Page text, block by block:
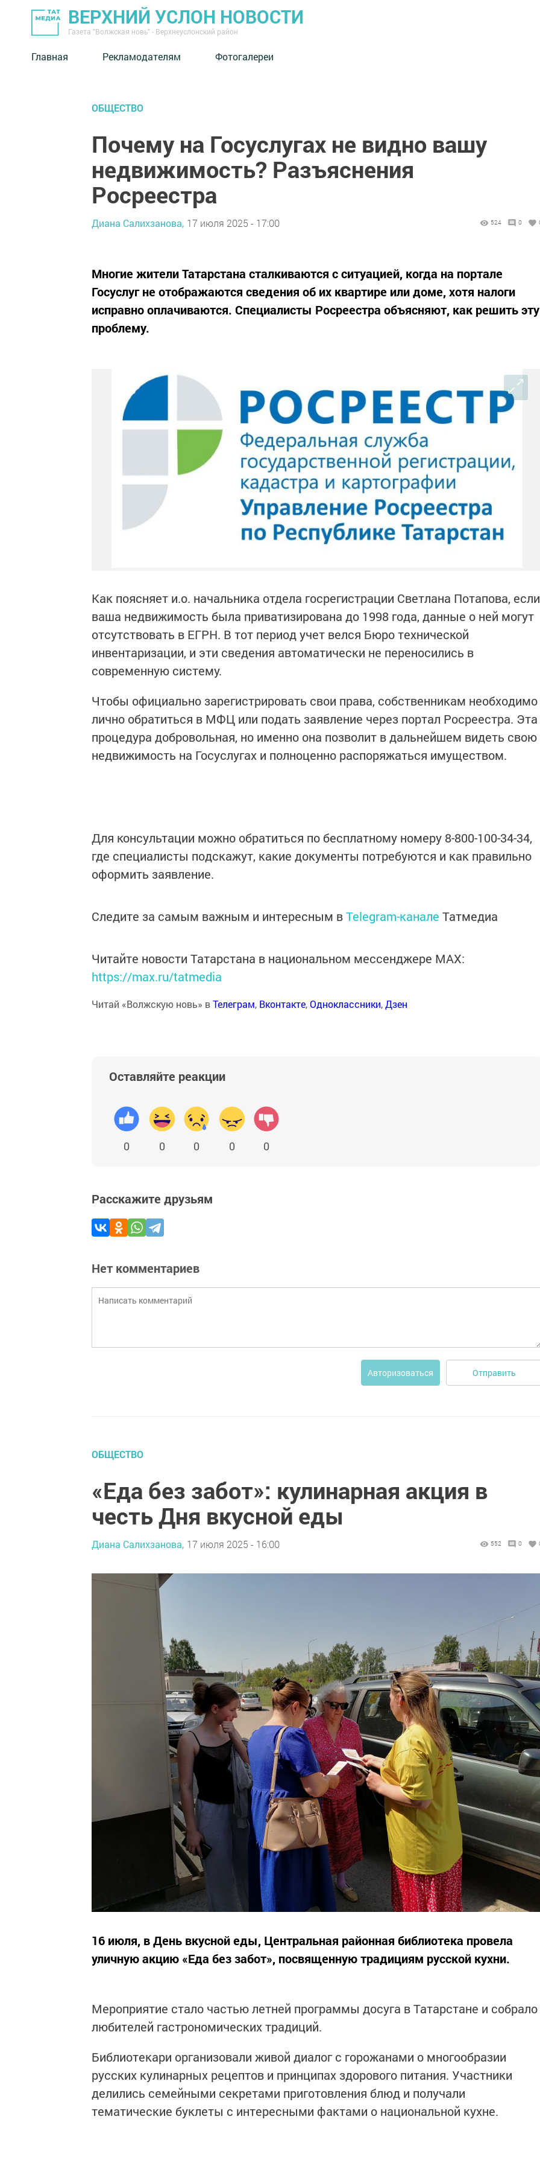
ВЕРХНИЙ УСЛОН НОВОСТИ
Газета "Волжская новь" - Верхнеуслонский район
Главная Рекламодателям Фотогалереи
ОБЩЕСТВО
Почему на Госуслугах не видно вашу
недвижимость? Разъяснения
Росреестра
Диана Салихзанова, 17 июля 2025 - 17:00 524 0
Многие жители Татарстана сталкиваются с ситуацией, когда на портале
Госуслуг не отображаются сведения об их квартире или доме, хотя налоги
исправно оплачиваются. Специалисты Росреестра объясняют, как решить эту
проблему.
Как поясняет и.о. начальника отдела госрегистрации Светлана Потапова, если
ваша недвижимость была приватизирована до 1998 года, данные о ней могут
отсутствовать в ЕГРН. В тот период учет велся Бюро технической
инвентаризации, и эти сведения автоматически не переносились в
современную систему.
Чтобы официально зарегистрировать свои права, собственникам необходимо
лично обратиться в МФЦ или подать заявление через портал Росреестра. Эта
процедура добровольная, но именно она позволит в дальнейшем видеть свою
недвижимость на Госуслугах и полноценно распоряжаться имуществом.
Для консультации можно обратиться по бесплатному номеру 8-800-100-34-34,
где специалисты подскажут, какие документы потребуются и как правильно
оформить заявление.
Следите за самым важным и интересным вTelegram-канале Татмедиа
Читайте новости Татарстана в национальном мессенджере MАХ:
https://max.ru/tatmedia
Читай «Волжскую новь» вТелеграм, Вконтакте,Одноклассники,Дзен
Оставляйте реакции
0 0 0 0 0
Расскажите друзьям
Нет комментариев
Авторизоваться Отправить
ОБЩЕСТВО
«Еда без забот»: кулинарная акция в
честь Дня вкусной еды
Диана Салихзанова, 17 июля 2025 - 16:00 552 0
16 июля, в День вкусной еды, Центральная районная библиотека провела
уличную акцию «Еда без забот», посвященную традициям русской кухни.
Мероприятие стало частью летней программы досуга в Татарстане и собрало
любителей гастрономических традиций.
Библиотекари организовали живой диалог с горожанами о многообразии
русских кулинарных рецептов и принципах здорового питания. Участники
делились семейными секретами приготовления блюд и получали
тематические буклеты с интересными фактами о национальной кухне.